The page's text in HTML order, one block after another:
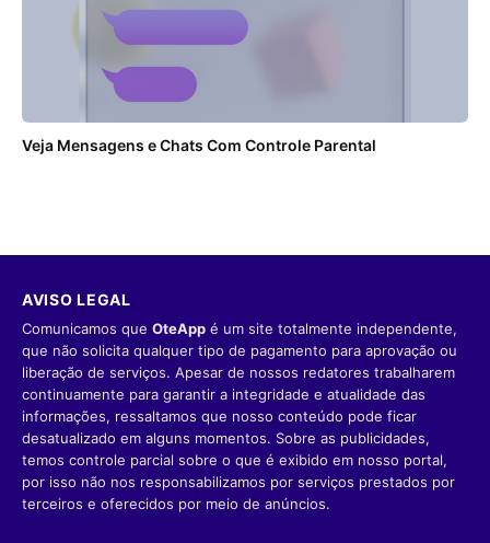
Veja Mensagens e Chats Com Controle Parental
AVISO LEGAL
Comunicamos que OteApp é um site totalmente independente,
que não solicita qualquer tipo de pagamento para aprovação ou
liberação de serviços. Apesar de nossos redatores trabalharem
continuamente para garantir a integridade e atualidade das
informações, ressaltamos que nosso conteúdo pode ficar
desatualizado em alguns momentos. Sobre as publicidades,
temos controle parcial sobre o que é exibido em nosso portal,
por isso não nos responsabilizamos por serviços prestados por
terceiros e oferecidos por meio de anúncios.